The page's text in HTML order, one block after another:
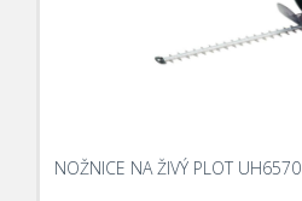
NOŽNICE NA ŽIVÝ PLOT UH6570